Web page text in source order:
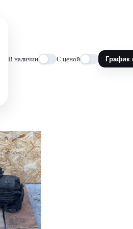
В наличии С ценой График